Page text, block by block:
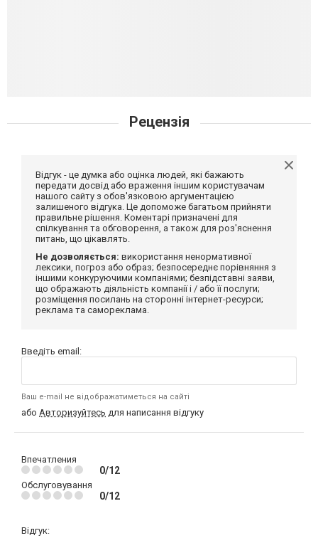
Рецензія
Відгук - це думка або оцінка людей, які бажають
передати досвід або враження іншим користувачам
нашого сайту з обов'язковою аргументацією
залишеного відгука. Це допоможе багатьом прийняти
правильне рішення. Коментарі призначені для
спілкування та обговорення, а також для роз'яснення
питань, що цікавлять.
Не дозволяється: використання ненормативної
лексики, погроз або образ; безпосереднє порівняння з
іншими конкуруючими компаніями; безпідставні заяви,
що ображають діяльність компанії і / або її послуги;
розміщення посилань на сторонні інтернет-ресурси;
реклама та самореклама.
Введіть email:
Ваш e-mail не відображатиметься на сайті
або Авторизуйтесь для написання відгуку
Впечатления
0/12
Обслуговування
0/12
Відгук: